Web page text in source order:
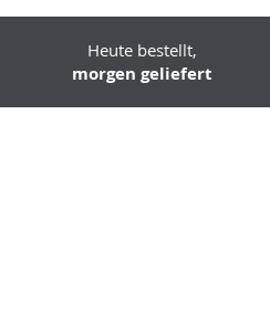
Heute bestellt,
morgen geliefert